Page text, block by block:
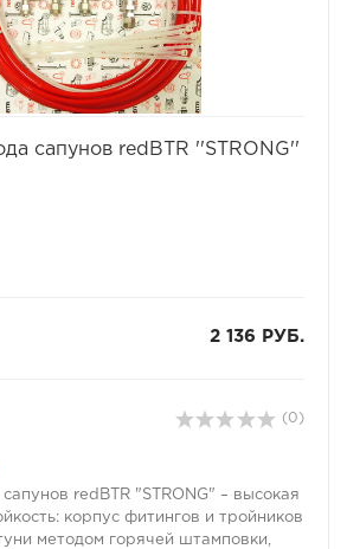
сапунов redBTR ''STRONG''
2 136 РУБ.
(0)
redBTR "STRONG" – высокая
корпус фитингов и тройников
методом горячей штамповки,